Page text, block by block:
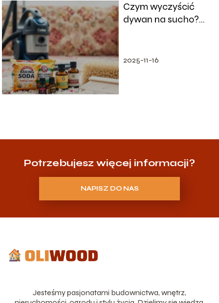
Czym wyczyścić
dywan na sucho?
2025-11-16
Potrzebujesz więcej informacji?
NAPISZ DO NAS
Jesteśmy pasjonatami budownictwa, wnętrz,